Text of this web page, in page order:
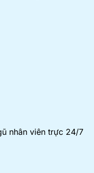
nhân viên trực 24/7